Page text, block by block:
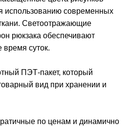
использованию современных
Светоотражающие
рюкзака обеспечивают
время суток.
ПЭТ-пакет, который
вид при хранении и
по ценам и динамично